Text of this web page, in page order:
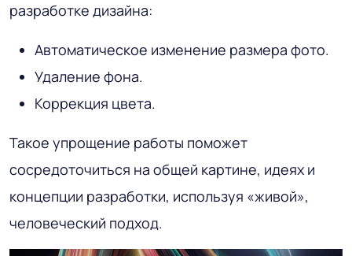
разработке дизайна:
Автоматическое изменение размера фото.
Удаление фона.
Коррекция цвета.
Такое упрощение работы поможет
сосредоточиться на общей картине, идеях и
концепции разработки, используя «живой»,
человеческий подход.